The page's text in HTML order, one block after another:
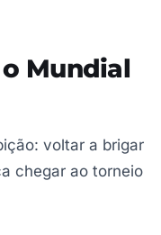
Mundial
voltar a brigar
chegar ao torneio